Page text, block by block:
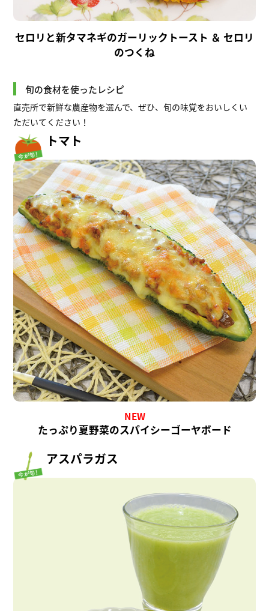
セロリと新タマネギのガーリックトースト ＆ セロリ
のつくね
旬の食材を使ったレシピ
直売所で新鮮な農産物を選んで、ぜひ、旬の味覚をおいしくい
ただいてください！
トマト
NEW
たっぷり夏野菜のスパイシーゴーヤボード
アスパラガス